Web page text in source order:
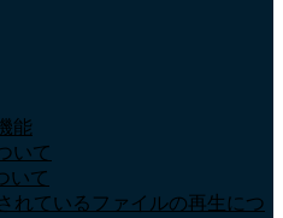
能
いて
いて
れているファイルの再生につ